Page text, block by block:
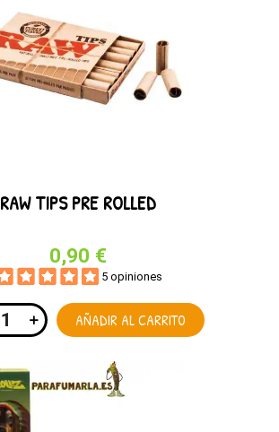
RAW TIPS PRE ROLLED
0,90 €
5 opiniones
AÑADIR AL CARRITO